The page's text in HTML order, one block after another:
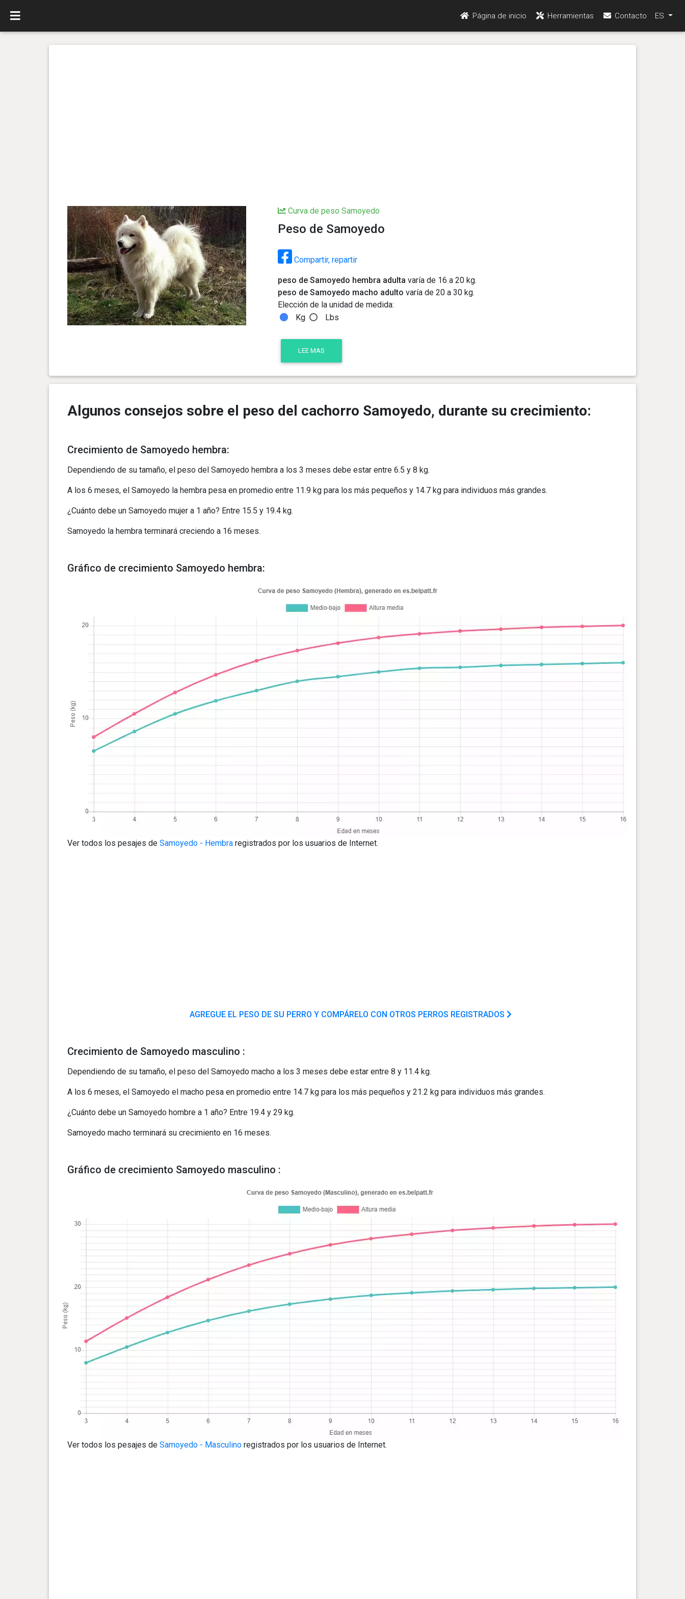
Página de inicio Herramientas Contacto ES
Curva de peso Samoyedo
Peso de Samoyedo
Compartir, repartir
peso de Samoyedo hembra adulta varía de 16 a 20 kg.
peso de Samoyedo macho adulto varía de 20 a 30 kg.
Elección de la unidad de medida:
Kg
Lbs
LEE MAS
Algunos consejos sobre el peso del cachorro Samoyedo, durante su crecimiento:
Crecimiento de Samoyedo hembra:
Dependiendo de su tamaño, el peso del Samoyedo hembra a los 3 meses debe estar entre 6.5 y 8 kg.
A los 6 meses, el Samoyedo la hembra pesa en promedio entre 11.9 kg para los más pequeños y 14.7 kg para individuos más grandes.
¿Cuánto debe un Samoyedo mujer a 1 año? Entre 15.5 y 19.4 kg.
Samoyedo la hembra terminará creciendo a 16 meses.
Gráfico de crecimiento Samoyedo hembra:
Ver todos los pesajes de Samoyedo - Hembraregistrados por los usuarios de Internet.
AGREGUE EL PESO DE SU PERRO Y COMPÁRELO CON OTROS PERROS REGISTRADOS
Crecimiento de Samoyedo masculino :
Dependiendo de su tamaño, el peso del Samoyedo macho a los 3 meses debe estar entre 8 y 11.4 kg.
A los 6 meses, el Samoyedo el macho pesa en promedio entre 14.7 kg para los más pequeños y 21.2 kg para individuos más grandes.
¿Cuánto debe un Samoyedo hombre a 1 año? Entre 19.4 y 29 kg.
Samoyedo macho terminará su crecimiento en 16 meses.
Gráfico de crecimiento Samoyedo masculino :
Ver todos los pesajes de Samoyedo - Masculinoregistrados por los usuarios de Internet.